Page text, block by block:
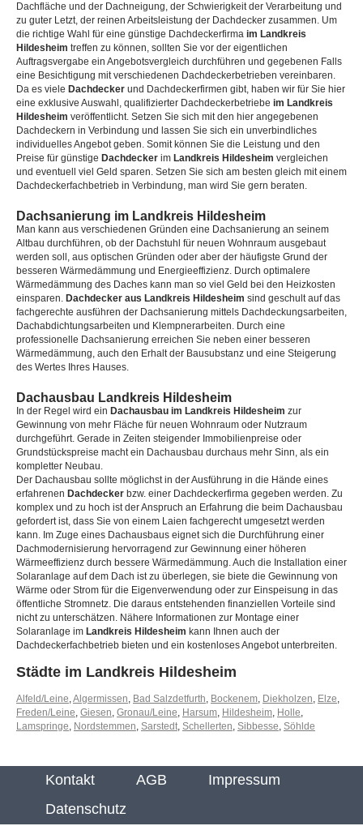
Dachfläche und der Dachneigung, der Schwierigkeit der Verarbeitung und
zu guter Letzt, der reinen Arbeitsleistung der Dachdecker zusammen. Um
die richtige Wahl für eine günstige Dachdeckerfirma im Landkreis
Hildesheim treffen zu können, sollten Sie vor der eigentlichen
Auftragsvergabe ein Angebotsvergleich durchführen und gegebenen Falls
eine Besichtigung mit verschiedenen Dachdeckerbetrieben vereinbaren.
Da es viele Dachdecker und Dachdeckerfirmen gibt, haben wir für Sie hier
eine exklusive Auswahl, qualifizierter Dachdeckerbetriebe im Landkreis
Hildesheim veröffentlicht. Setzen Sie sich mit den hier angegebenen
Dachdeckern in Verbindung und lassen Sie sich ein unverbindliches
individuelles Angebot geben. Somit können Sie die Leistung und den
Preise für günstige Dachdecker im Landkreis Hildesheim vergleichen
und eventuell viel Geld sparen. Setzen Sie sich am besten gleich mit einem
Dachdeckerfachbetrieb in Verbindung, man wird Sie gern beraten.
Dachsanierung im Landkreis Hildesheim
Man kann aus verschiedenen Gründen eine Dachsanierung an seinem
Altbau durchführen, ob der Dachstuhl für neuen Wohnraum ausgebaut
werden soll, aus optischen Gründen oder aber der häufigste Grund der
besseren Wärmedämmung und Energieeffizienz. Durch optimalere
Wärmedämmung des Daches kann man so viel Geld bei den Heizkosten
einsparen. Dachdecker aus Landkreis Hildesheim sind geschult auf das
fachgerechte ausführen der Dachsanierung mittels Dachdeckungsarbeiten,
Dachabdichtungsarbeiten und Klempnerarbeiten. Durch eine
professionelle Dachsanierung erreichen Sie neben einer besseren
Wärmedämmung, auch den Erhalt der Bausubstanz und eine Steigerung
des Wertes Ihres Hauses.
Dachausbau Landkreis Hildesheim
In der Regel wird ein Dachausbau im Landkreis Hildesheim zur
Gewinnung von mehr Fläche für neuen Wohnraum oder Nutzraum
durchgeführt. Gerade in Zeiten steigender Immobilienpreise oder
Grundstückspreise macht ein Dachausbau durchaus mehr Sinn, als ein
kompletter Neubau.
Der Dachausbau sollte möglichst in der Ausführung in die Hände eines
erfahrenen Dachdecker bzw. einer Dachdeckerfirma gegeben werden. Zu
komplex und zu hoch ist der Anspruch an Erfahrung die beim Dachausbau
gefordert ist, dass Sie von einem Laien fachgerecht umgesetzt werden
kann. Im Zuge eines Dachausbaus eignet sich die Durchführung einer
Dachmodernisierung hervorragend zur Gewinnung einer höheren
Wärmeeffizienz durch bessere Wärmedämmung. Auch die Installation einer
Solaranlage auf dem Dach ist zu überlegen, sie biete die Gewinnung von
Wärme oder Strom für die Eigenverwendung oder zur Einspeisung in das
öffentliche Stromnetz. Die daraus entstehenden finanziellen Vorteile sind
nicht zu unterschätzen. Nähere Informationen zur Montage einer
Solaranlage im Landkreis Hildesheim kann Ihnen auch der
Dachdeckerfachbetrieb bieten und ein kostenloses Angebot unterbreiten.
Städte im Landkreis Hildesheim
Alfeld/Leine,Algermissen, Bad Salzdetfurth, Bockenem, Diekholzen, Elze,
Freden/Leine, Giesen, Gronau/Leine, Harsum, Hildesheim, Holle,
Lamspringe, Nordstemmen, Sarstedt, Schellerten, Sibbesse, Söhlde
Kontakt AGB
Impressum
Datenschutz